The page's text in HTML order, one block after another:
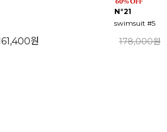
원
N°21
swimsuit #5
178,000원